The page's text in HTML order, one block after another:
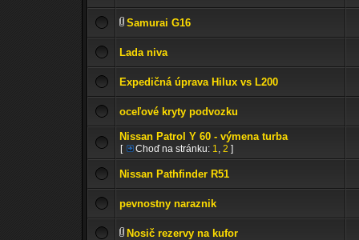
Samurai G16
Lada niva
Expedičná úprava Hilux vs L200
oceľové kryty podvozku
Nissan Patrol Y 60 - výmena turba
[ Choď na stránku: 1, 2 ]
Nissan Pathfinder R51
pevnostny naraznik
Nosič rezervy na kufor